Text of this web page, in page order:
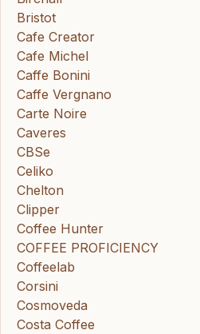
Bristot
Cafe Creator
Cafe Michel
Caffe Bonini
Caffe Vergnano
Carte Noire
Caveres
CBSe
Celiko
Chelton
Clipper
Coffee Hunter
COFFEE PROFICIENCY
Coffeelab
Corsini
Cosmoveda
Costa Coffee